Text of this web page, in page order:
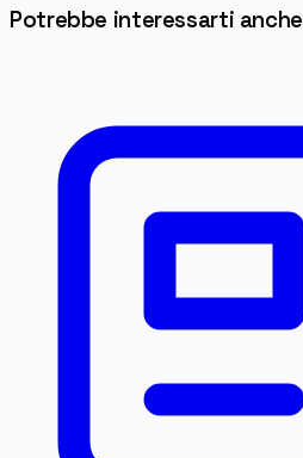
Potrebbe interessarti anche